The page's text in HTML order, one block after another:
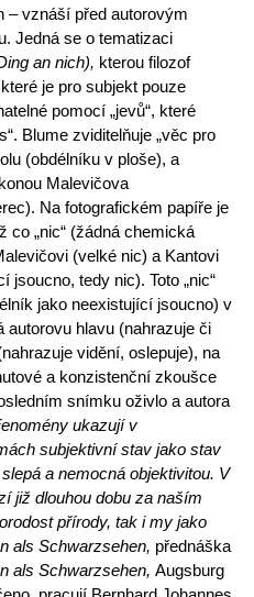
– vznáší před autorovým
Jedná se o tematizaci
an nich), kterou filozof
je pro subjekt pouze
pomocí „jevů“, které
Blume zviditelňuje „věc pro
(obdélníku v ploše), a
Malevičova
Na fotografickém papíře je
co „nic“ (žádná chemická
(velké nic) a Kantovi
jsoucno, tedy nic). Toto „nic“
jako neexistující jsoucno) v
autorovu hlavu (nahrazuje či
vidění, oslepuje), na
a konzistenční zkoušce
snímku oživlo a autora
ukazují v
subjektivní stav jako stav
a nemocná objektivitou. V
již dlouhou dobu za naším
přírody, tak i my jako
als Schwarzsehen, přednáška
als Schwarzsehen, Augsburg